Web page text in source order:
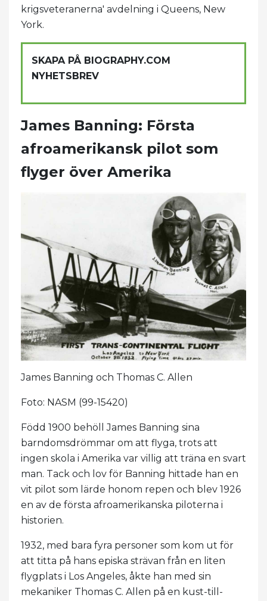
krigsveteranerna' avdelning i Queens, New
York.
SKAPA PÅ BIOGRAPHY.COM
NYHETSBREV
James Banning: Första
afroamerikansk pilot som
flyger över Amerika
James Banning och Thomas C. Allen
Foto: NASM (99-15420)
Född 1900 behöll James Banning sina
barndomsdrömmar om att flyga, trots att
ingen skola i Amerika var villig att träna en svart
man. Tack och lov för Banning hittade han en
vit pilot som lärde honom repen och blev 1926
en av de första afroamerikanska piloterna i
historien.
1932, med bara fyra personer som kom ut för
att titta på hans episka strävan från en liten
flygplats i Los Angeles, åkte han med sin
mekaniker Thomas C. Allen på en kust-till-